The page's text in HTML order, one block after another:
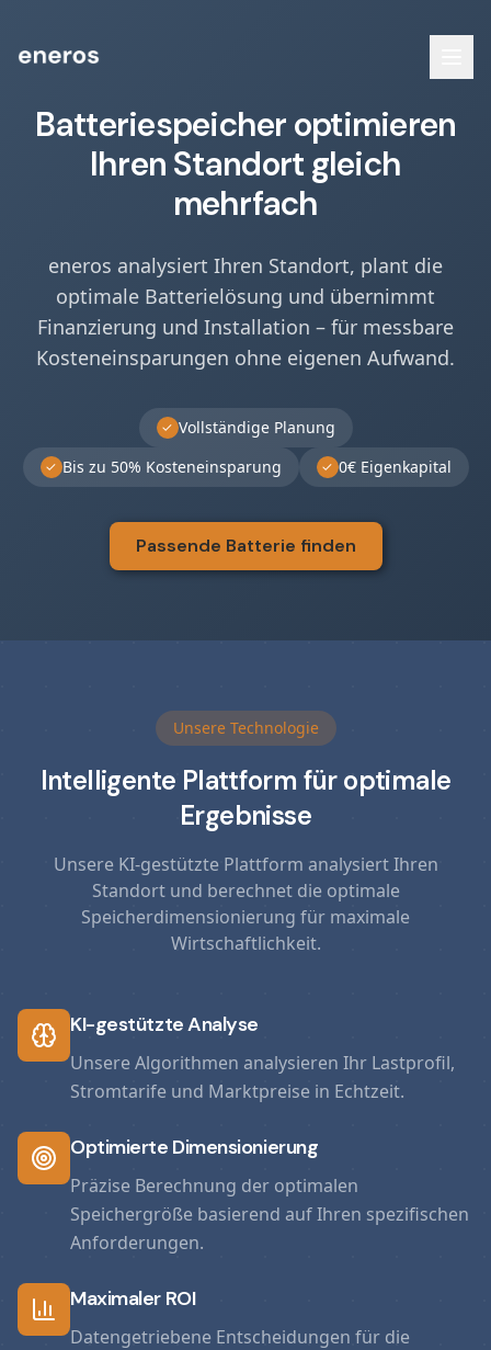
Batteriespeicher optimieren
Ihren Standort gleich
mehrfach
eneros analysiert Ihren Standort, plant die
optimale Batterielösung und übernimmt
Finanzierung und Installation – für messbare
Kosteneinsparungen ohne eigenen Aufwand.
✓ Vollständige Planung
✓ Bis zu 50% Kosteneinsparung ✓ 0€ Eigenkapital
Passende Batterie finden
Unsere Technologie
Intelligente Plattform für optimale
Ergebnisse
Unsere KI-gestützte Plattform analysiert Ihren
Standort und berechnet die optimale
Speicherdimensionierung für maximale
Wirtschaftlichkeit.
KI-gestützte Analyse
Unsere Algorithmen analysieren Ihr Lastprofil,
Stromtarife und Marktpreise in Echtzeit.
Optimierte Dimensionierung
Präzise Berechnung der optimalen
Speichergröße basierend auf Ihren spezifischen
Anforderungen.
Maximaler ROI
Datengetriebene Entscheidungen für die